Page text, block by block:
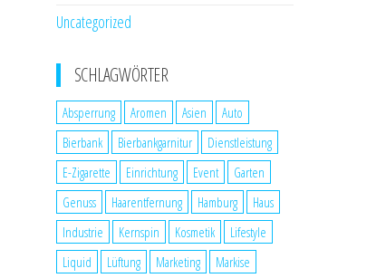
Uncategorized
SCHLAGWÖRTER
Absperrung Aromen Asien
Auto
Bierbank
Bierbankgarnitur
Dienstleistung
E-Zigarette
Einrichtung Event
Garten
Genuss
Haarentfernung Hamburg
Haus
Industrie
Kernspin Kosmetik
Lifestyle
Liquid
Lüftung Marketing
Markise